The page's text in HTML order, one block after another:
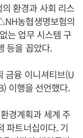
환경과 사회 리스
농협생명보험의
는 업무 시스템 구
등을 꼽았다.
금융 이니셔티브(U
이행을 선언했다.
경계획과 세계 주
파트너십이다. 기